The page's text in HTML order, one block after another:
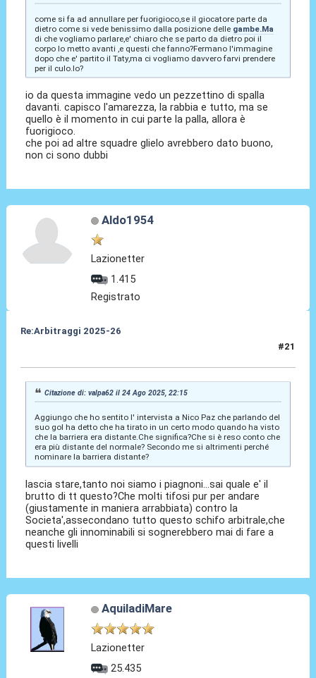
come si fa ad annullare per fuorigioco,se il giocatore parte da
dietro come si vede benissimo dalla posizione delle gambe.Ma
di che vogliamo parlare,e' chiaro che se parto da dietro poi il
corpo lo metto avanti ,e questi che fanno?Fermano l'immagine
dopo che e' partito il Taty,ma ci vogliamo davvero farvi prendere
per il culo.lo?
io da questa immagine vedo un pezzettino di spalla
davanti. capisco l'amarezza, la rabbia e tutto, ma se
quello è il momento in cui parte la palla, allora è
fuorigioco.
che poi ad altre squadre glielo avrebbero dato buono,
non ci sono dubbi
Aldo1954
Lazionetter
1.415
Registrato
Re:Arbitraggi 2025-26
#21
Citazione di: valpa62 il 24 Ago 2025, 22:15
Aggiungo che ho sentito l' intervista a Nico Paz che parlando del
suo gol ha detto che ha tirato in un certo modo quando ha visto
che la barriera era distante.Che significa?Che si è reso conto che
era più distante del normale? Secondo me si altrimenti perché
nominare la barriera distante?
lascia stare,tanto noi siamo i piagnoni...sai quale e' il
brutto di tt questo?Che molti tifosi pur per andare
(giustamente in maniera arrabbiata) contro la
Societa',assecondano tutto questo schifo arbitrale,che
neanche gli innominabili si sognerebbero mai di fare a
questi livelli
AquiladiMare
Lazionetter
25.435